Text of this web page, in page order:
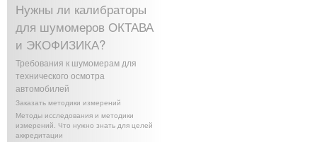
Нужны ли калибраторы
для шумомеров ОКТАВА
и ЭКОФИЗИКА?
Требования к шумомерам для
технического осмотра
автомобилей
Заказать методики измерений
Методы исследования и методики
измерений. Что нужно знать для целей
аккредитации